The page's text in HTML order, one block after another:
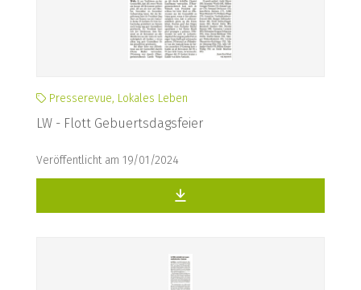
Presserevue, Lokales Leben
LW - Flott Gebuertsdagsfeier
Veröffentlicht am 19/01/2024